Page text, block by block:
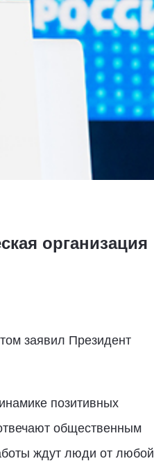
организация
заявил Президент
позитивных
общественным
ждут люди от любой